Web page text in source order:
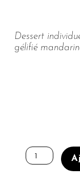
Dessert
gélifié
de
BOÎTE